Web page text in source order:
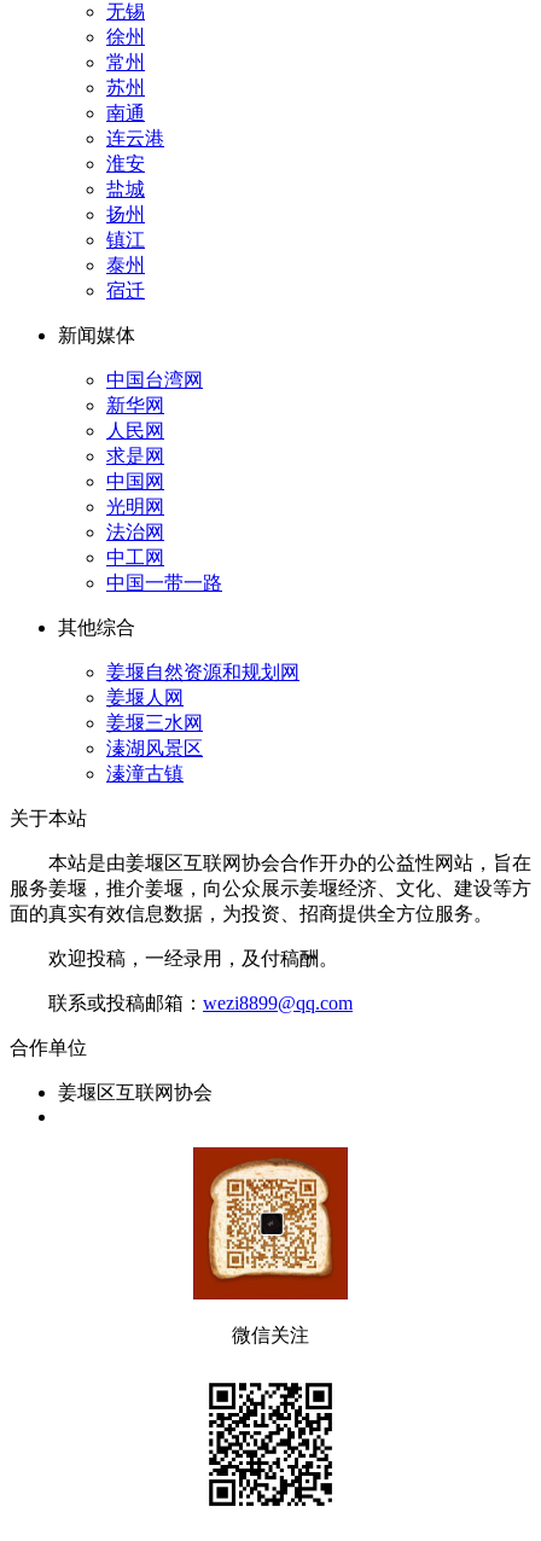
无锡
徐州
常州
苏州
南通
连云港
淮安
盐城
扬州
镇江
泰州
宿迁
新闻媒体
中国台湾网
新华网
人民网
求是网
中国网
光明网
法治网
中工网
中国一带一路
其他综合
姜堰自然资源和规划网
姜堰人网
姜堰三水网
溱湖风景区
溱潼古镇
关于本站
本站是由姜堰区互联网协会合作开办的公益性网站，旨在
服务姜堰，推介姜堰，向公众展示姜堰经济、文化、建设等方
面的真实有效信息数据，为投资、招商提供全方位服务。
欢迎投稿，一经录用，及付稿酬。
联系或投稿邮箱： wezi8899@qq.com
合作单位
姜堰区互联网协会
微信关注